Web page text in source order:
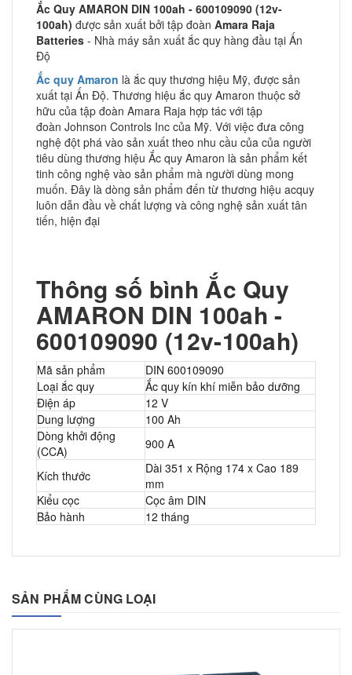
Ắc Quy AMARON DIN 100ah - 600109090 (12v-
100ah) được sản xuất bởi tập đoàn Amara Raja
Batteries - Nhà máy sản xuất ắc quy hàng đầu tại Ấn
Độ
Ắc quy Amaron là ắc quy thương hiệu Mỹ, được sản
xuất tại Ấn Độ. Thương hiệu ắc quy Amaron thuộc sở
hữu của tập đoàn Amara Raja hợp tác với tập
đoàn Johnson Controls Inc của Mỹ. Với việc đưa công
nghệ đột phá vào sản xuất theo nhu cầu của của người
tiêu dùng thương hiệu Ắc quy Amaron là sản phẩm kết
tinh công nghệ vào sản phẩm mà người dùng mong
muốn. Đây là dòng sản phẩm đến từ thương hiệu acquy
luôn dẫn đầu về chất lượng và công nghệ sản xuất tân
tiến, hiện đại
Thông số bình Ắc Quy
AMARON DIN 100ah -
600109090 (12v-100ah)
Mã sản phẩm
DIN 600109090
Loại ắc quy
Ắc quy kín khí miễn bảo dưỡng
Điện áp
12 V
Dung lượng
100 Ah
Dòng khởi động
(CCA)
900 A
Kích thước
Dài 351 x Rộng 174 x Cao 189
mm
Kiểu cọc
Cọc âm DIN
Bảo hành
12 tháng
SẢN PHẨM CÙNG LOẠI